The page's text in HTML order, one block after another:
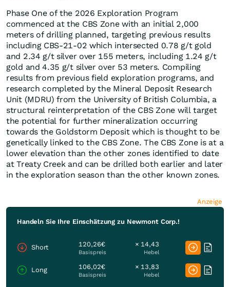
Phase One of the 2026 Exploration Program
commenced at the CBS Zone with an initial 2,000
meters of drilling planned, targeting previous results
including CBS-21-02 which intersected 0.78 g/t gold
and 2.34 g/t silver over 155 meters, including 1.24 g/t
gold and 4.35 g/t silver over 53 meters. Compiling
results from previous field exploration programs, and
research completed by the Mineral Deposit Research
Unit (MDRU) from the University of British Columbia, a
structural reinterpretation of the CBS Zone will target
the potential for further mineralization occurring
towards the Goldstorm Deposit which is thought to be
genetically linked to the CBS Zone. The CBS Zone is at a
lower elevation than the other zones identified to date
at Treaty Creek and can be drilled both earlier and later
in the exploration season than the other known zones.
Anzeige
Handeln Sie Ihre Einschätzung zu Newmont Corp.!
Short 120,26€
Basispreis
× 14,43
Hebel
Long 106,02€
Basispreis
× 13,83
Hebel